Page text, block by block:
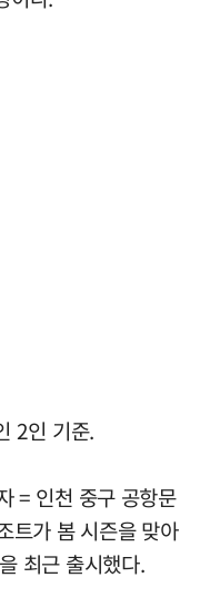
2인 기준.
= 인천 중구 공항문
트가 봄 시즌을 맞아
최근 출시했다.